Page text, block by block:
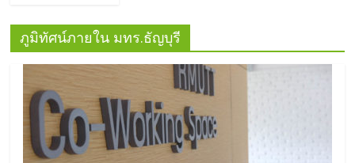
ภูมิทัศน์ภายใน มทร.ธัญบุรี